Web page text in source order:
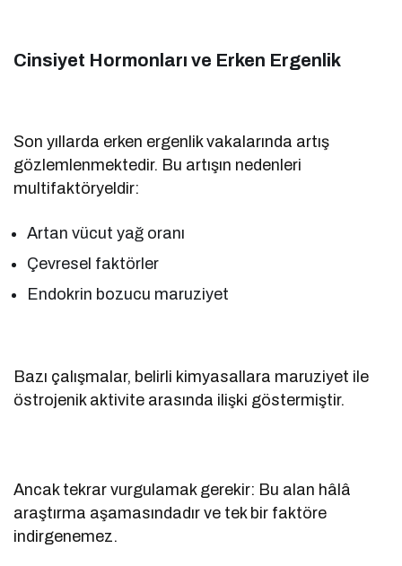
Cinsiyet Hormonları ve Erken Ergenlik
Son yıllarda erken ergenlik vakalarında artış
gözlemlenmektedir. Bu artışın nedenleri
multifaktöryeldir:
Artan vücut yağ oranı
Çevresel faktörler
Endokrin bozucu maruziyet
Bazı çalışmalar, belirli kimyasallara maruziyet ile
östrojenik aktivite arasında ilişki göstermiştir.
Ancak tekrar vurgulamak gerekir: Bu alan hâlâ
araştırma aşamasındadır ve tek bir faktöre
indirgenemez.